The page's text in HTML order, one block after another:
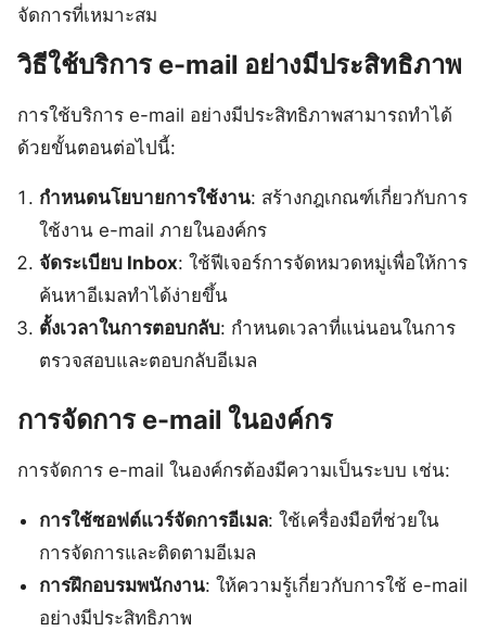
จัดการที่เหมาะสม
วิธีใช้บริการ e-mail อย่างมีประสิทธิภาพ
การใช้บริการ e-mail อย่างมีประสิทธิภาพสามารถทำได้
ด้วยขั้นตอนต่อไปนี้:
กำหนดนโยบายการใช้งาน: สร้างกฎเกณฑ์เกี่ยวกับการ
ใช้งาน e-mail ภายในองค์กร
จัดระเบียบ Inbox: ใช้ฟีเจอร์การจัดหมวดหมู่เพื่อให้การ
ค้นหาอีเมลทำได้ง่ายขึ้น
ตั้งเวลาในการตอบกลับ: กำหนดเวลาที่แน่นอนในการ
ตรวจสอบและตอบกลับอีเมล
การจัดการ e-mail ในองค์กร
การจัดการ e-mail ในองค์กรต้องมีความเป็นระบบ เช่น:
การใช้ซอฟต์แวร์จัดการอีเมล: ใช้เครื่องมือที่ช่วยใน
การจัดการและติดตามอีเมล
การฝึกอบรมพนักงาน: ให้ความรู้เกี่ยวกับการใช้ e-mail
อย่างมีประสิทธิภาพ